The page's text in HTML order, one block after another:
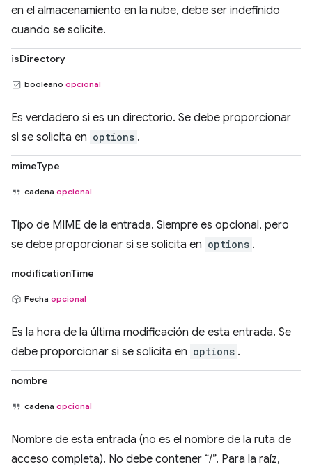
en el almacenamiento en la nube, debe ser indefinido
cuando se solicite.
isDirectory
booleano opcional
Es verdadero si es un directorio. Se debe proporcionar
si se solicita en options .
mimeType
cadena opcional
Tipo de MIME de la entrada. Siempre es opcional, pero
se debe proporcionar si se solicita en options .
modificationTime
Fecha opcional
Es la hora de la última modificación de esta entrada. Se
debe proporcionar si se solicita en options .
nombre
cadena opcional
Nombre de esta entrada (no es el nombre de la ruta de
acceso completa). No debe contener “/”. Para la raíz,